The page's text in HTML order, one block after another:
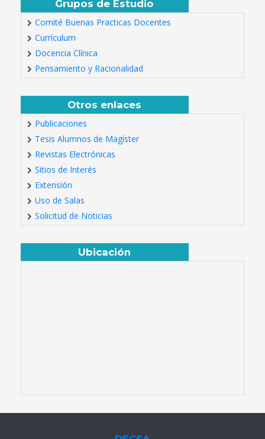
Grupos de Estudio
Comité Buenas Practicas Docentes
Currículum
Docencia Clínica
Pensamiento y Racionalidad
Otros enlaces
Publicaciones
Tesis Alumnos de Magíster
Revistas Electrónicas
Sitios de Interés
Extensión
Uso de Salas
Solicitud de Noticias
Ubicación